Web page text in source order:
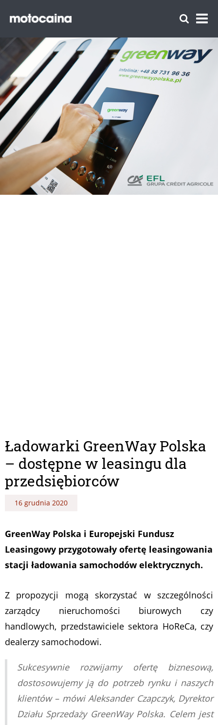
Ładowarki GreenWay Polska
– dostępne w leasingu dla
przedsiębiorców
16 grudnia 2020
GreenWay Polska i Europejski Fundusz
Leasingowy przygotowały ofertę leasingowania
stacji ładowania samochodów elektrycznych.
Z propozycji mogą skorzystać w szczególności
zarządcy nieruchomości biurowych czy
handlowych, przedstawiciele sektora HoReCa, czy
dealerzy samochodowi.
Sukcesywnie rozwijamy ofertę biznesową,
dostosowujemy ją do potrzeb rynku i naszych
klientów – mówi Aleksander Czapczyk, Dyrektor
Działu Sprzedaży GreenWay Polska. Celem jest